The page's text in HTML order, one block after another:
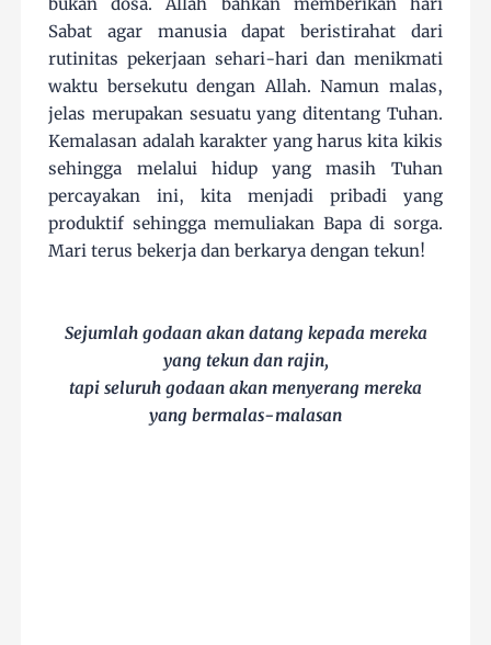
Sabat agar manusia dapat beristirahat dari
rutinitas pekerjaan sehari-hari dan menikmati
waktu bersekutu dengan Allah. Namun malas,
jelas merupakan sesuatu yang ditentang Tuhan.
Kemalasan adalah karakter yang harus kita kikis
sehingga melalui hidup yang masih Tuhan
percayakan ini, kita menjadi pribadi yang
produktif sehingga memuliakan Bapa di sorga.
Mari terus bekerja dan berkarya dengan tekun!
Sejumlah godaan akan datang kepada mereka
yang tekun dan rajin,
tapi seluruh godaan akan menyerang mereka
yang bermalas-malasan